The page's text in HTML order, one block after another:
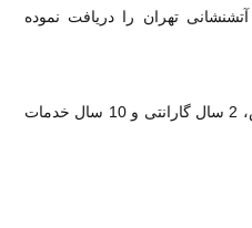
تهران را دریافت نموده
این دستگاه با 6 ماه گارانتی تعویض، 2 سال گارانتی و 10 سال خدمات